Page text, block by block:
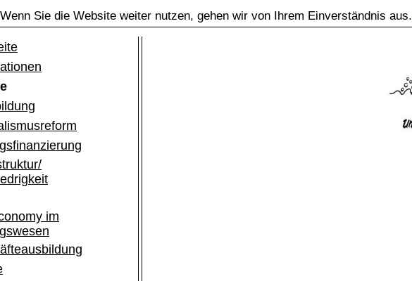
Sie die Website weiter nutzen, gehen wir von Ihrem Einverständnis aus.
im